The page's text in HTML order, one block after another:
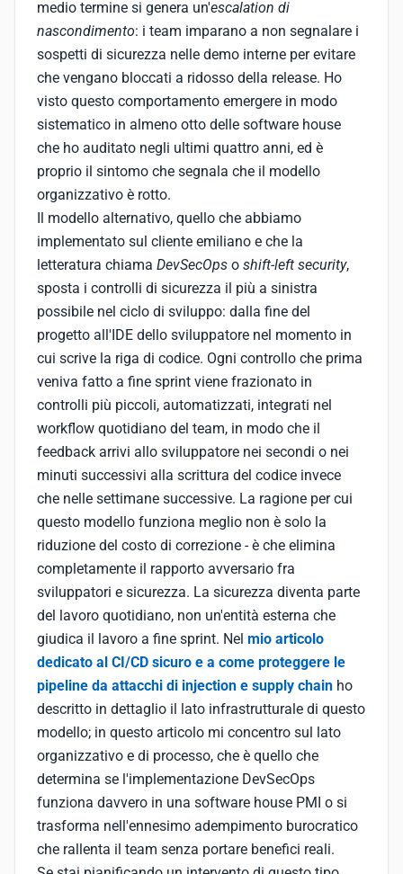
medio termine si genera un'escalation di
nascondimento: i team imparano a non segnalare i
sospetti di sicurezza nelle demo interne per evitare
che vengano bloccati a ridosso della release. Ho
visto questo comportamento emergere in modo
sistematico in almeno otto delle software house
che ho auditato negli ultimi quattro anni, ed è
proprio il sintomo che segnala che il modello
organizzativo è rotto.
Il modello alternativo, quello che abbiamo
implementato sul cliente emiliano e che la
letteratura chiama DevSecOps o shift-left security,
sposta i controlli di sicurezza il più a sinistra
possibile nel ciclo di sviluppo: dalla fine del
progetto all'IDE dello sviluppatore nel momento in
cui scrive la riga di codice. Ogni controllo che prima
veniva fatto a fine sprint viene frazionato in
controlli più piccoli, automatizzati, integrati nel
workflow quotidiano del team, in modo che il
feedback arrivi allo sviluppatore nei secondi o nei
minuti successivi alla scrittura del codice invece
che nelle settimane successive. La ragione per cui
questo modello funziona meglio non è solo la
riduzione del costo di correzione - è che elimina
completamente il rapporto avversario fra
sviluppatori e sicurezza. La sicurezza diventa parte
del lavoro quotidiano, non un'entità esterna che
giudica il lavoro a fine sprint. Nel mio articolo
dedicato al CI/CD sicuro e a come proteggere le
pipeline da attacchi di injection e supply chain ho
descritto in dettaglio il lato infrastrutturale di questo
modello; in questo articolo mi concentro sul lato
organizzativo e di processo, che è quello che
determina se l'implementazione DevSecOps
funziona davvero in una software house PMI o si
trasforma nell'ennesimo adempimento burocratico
che rallenta il team senza portare benefici reali.